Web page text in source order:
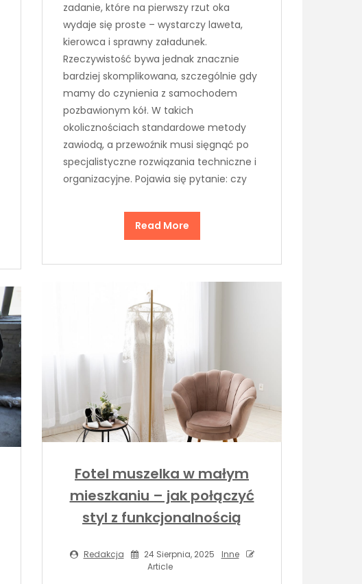
zadanie, które na pierwszy rzut oka
wydaje się proste – wystarczy laweta,
kierowca i sprawny załadunek.
Rzeczywistość bywa jednak znacznie
bardziej skomplikowana, szczególnie gdy
mamy do czynienia z samochodem
pozbawionym kół. W takich
okolicznościach standardowe metody
zawiodą, a przewoźnik musi sięgnąć po
specjalistyczne rozwiązania techniczne i
organizacyjne. Pojawia się pytanie: czy
Read More
Fotel muszelka w małym
mieszkaniu – jak połączyć
styl z funkcjonalnością
Redakcja 24 Sierpnia, 2025
Inne
Article